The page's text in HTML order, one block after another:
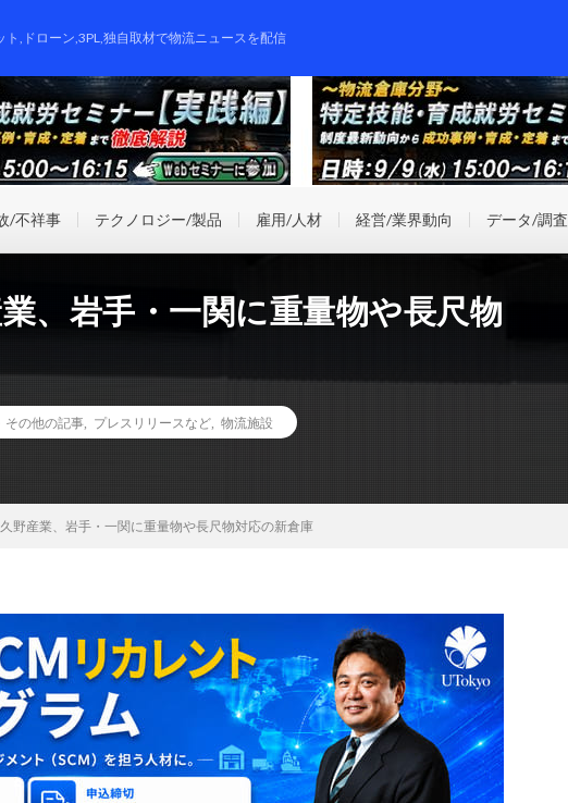
ト,ドローン,3PL,独自取材で物流ニュースを配信
/不祥事 テクノロジー/製品 雇用/人材 経営/業界動向 データ/調査
、岩手・一関に重量物や長尺物
その他の記事 プレスリリースなど 物流施設
野産業、岩手・一関に重量物や長尺物対応の新倉庫